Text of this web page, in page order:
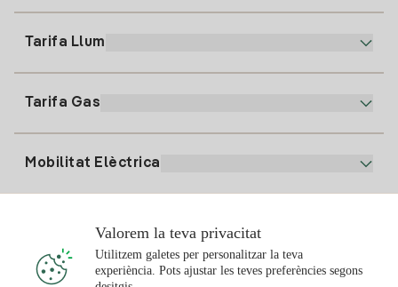
91 919 52 73
clientes@tuiberdrola.es
Alta Gas
Tarifa Llum
Tarifa Gas
Mobilitat Elèctrica
Punts de Recàrrega
Valorem la teva privacitat
Utilitzem galetes per personalitzar la teva
experiència. Pots ajustar les teves preferències segons